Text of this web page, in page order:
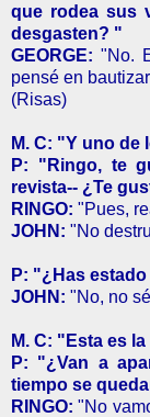
que rodea sus
desgasten? "
GEORGE: "No.
pensé en
(Risas)
M. C: "Y uno de
P: "Ringo, te
revista-- ¿Te
RINGO: "Pues,
JOHN: "No
P: "¿Has
JOHN: "No, no
M. C: "Esta es
P: "¿Van a
tiempo se
RINGO: "No